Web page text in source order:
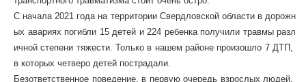
С начала 2021 года на территории Свердловской области в дорожн
ых авариях погибли 15 детей и224 ребенка получили травмы разл
ичной степени тяжести.Только в нашем районе произошло 7 ДТП
в которых четверо детей пострадали
Безответственное поведение, в первую очередь взрослых людей